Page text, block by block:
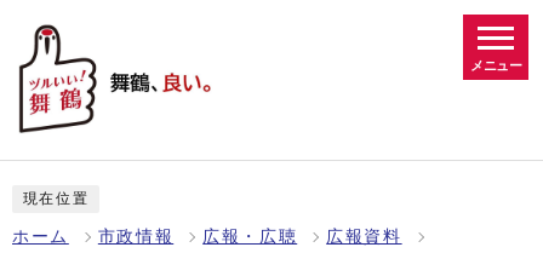
メニュー
現在位置
ホーム 市政情報 広報・広聴 広報資料